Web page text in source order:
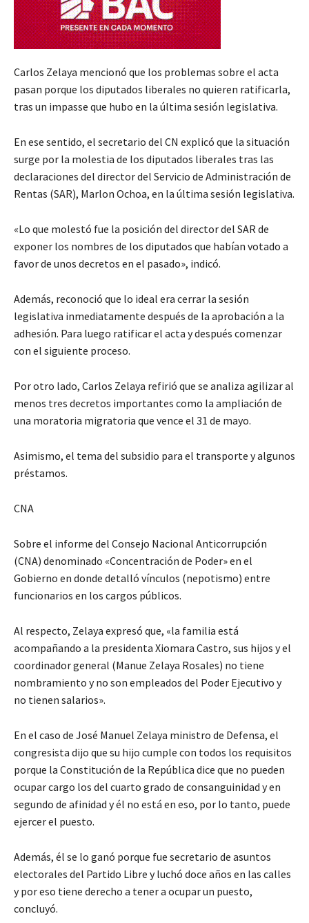
Carlos Zelaya mencionó que los problemas sobre el acta
pasan porque los diputados liberales no quieren ratificarla,
tras un impasse que hubo en la última sesión legislativa.
En ese sentido, el secretario del CN explicó que la situación
surge por la molestia de los diputados liberales tras las
declaraciones del director del Servicio de Administración de
Rentas (SAR), Marlon Ochoa, en la última sesión legislativa.
«Lo que molestó fue la posición del director del SAR de
exponer los nombres de los diputados que habían votado a
favor de unos decretos en el pasado», indicó.
Además, reconoció que lo ideal era cerrar la sesión
legislativa inmediatamente después de la aprobación a la
adhesión. Para luego ratificar el acta y después comenzar
con el siguiente proceso.
Por otro lado, Carlos Zelaya refirió que se analiza agilizar al
menos tres decretos importantes como la ampliación de
una moratoria migratoria que vence el 31 de mayo.
Asimismo, el tema del subsidio para el transporte y algunos
préstamos.
CNA
Sobre el informe del Consejo Nacional Anticorrupción
(CNA) denominado «Concentración de Poder» en el
Gobierno en donde detalló vínculos (nepotismo) entre
funcionarios en los cargos públicos.
Al respecto, Zelaya expresó que, «la familia está
acompañando a la presidenta Xiomara Castro, sus hijos y el
coordinador general (Manue Zelaya Rosales) no tiene
nombramiento y no son empleados del Poder Ejecutivo y
no tienen salarios».
En el caso de José Manuel Zelaya ministro de Defensa, el
congresista dijo que su hijo cumple con todos los requisitos
porque la Constitución de la República dice que no pueden
ocupar cargo los del cuarto grado de consanguinidad y en
segundo de afinidad y él no está en eso, por lo tanto, puede
ejercer el puesto.
Además, él se lo ganó porque fue secretario de asuntos
electorales del Partido Libre y luchó doce años en las calles
y por eso tiene derecho a tener a ocupar un puesto,
concluyó.